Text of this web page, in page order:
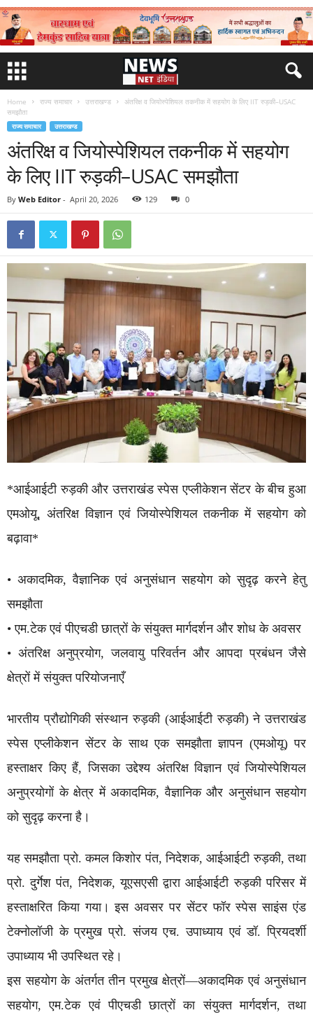
Home राज्य समाचार उत्तराखण्ड
अंतरिक्ष व जियोस्पेशियल तकनीक में सहयोग के लिए IIT रुड़की–USAC
समझौता
राज्य समाचार उत्तराखण्ड
अंतरिक्ष व जियोस्पेशियल तकनीक में सहयोग
के लिए IIT रुड़की–USAC समझौता
By Web Editor - April 20, 2026 129 0
*आईआईटी रुड़की और उत्तराखंड स्पेस एप्लीकेशन सेंटर के बीच हुआ
एमओयू, अंतरिक्ष विज्ञान एवं जियोस्पेशियल तकनीक में सहयोग को
बढ़ावा*
• अकादमिक, वैज्ञानिक एवं अनुसंधान सहयोग को सुदृढ़ करने हेतु
समझौता
• एम.टेक एवं पीएचडी छात्रों के संयुक्त मार्गदर्शन और शोध के अवसर
• अंतरिक्ष अनुप्रयोग, जलवायु परिवर्तन और आपदा प्रबंधन जैसे
क्षेत्रों में संयुक्त परियोजनाएँ
भारतीय प्रौद्योगिकी संस्थान रुड़की (आईआईटी रुड़की) ने उत्तराखंड
स्पेस एप्लीकेशन सेंटर के साथ एक समझौता ज्ञापन (एमओयू) पर
हस्ताक्षर किए हैं, जिसका उद्देश्य अंतरिक्ष विज्ञान एवं जियोस्पेशियल
अनुप्रयोगों के क्षेत्र में अकादमिक, वैज्ञानिक और अनुसंधान सहयोग
को सुदृढ़ करना है।
यह समझौता प्रो. कमल किशोर पंत, निदेशक, आईआईटी रुड़की, तथा
प्रो. दुर्गेश पंत, निदेशक, यूएसएसी द्वारा आईआईटी रुड़की परिसर में
हस्ताक्षरित किया गया। इस अवसर पर सेंटर फॉर स्पेस साइंस एंड
टेक्नोलॉजी के प्रमुख प्रो. संजय एच. उपाध्याय एवं डॉ. प्रियदर्शी
उपाध्याय भी उपस्थित रहे।
इस सहयोग के अंतर्गत तीन प्रमुख क्षेत्रों—अकादमिक एवं अनुसंधान
सहयोग, एम.टेक एवं पीएचडी छात्रों का संयुक्त मार्गदर्शन, तथा